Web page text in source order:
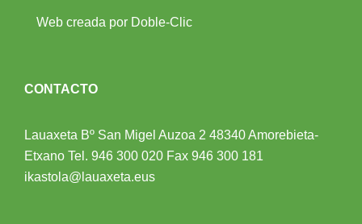
Web creada por Doble-Clic
CONTACTO
Lauaxeta Bº San Migel Auzoa 2 48340 Amorebieta-
Etxano Tel. 946 300 020 Fax 946 300 181
ikastola@lauaxeta.eus